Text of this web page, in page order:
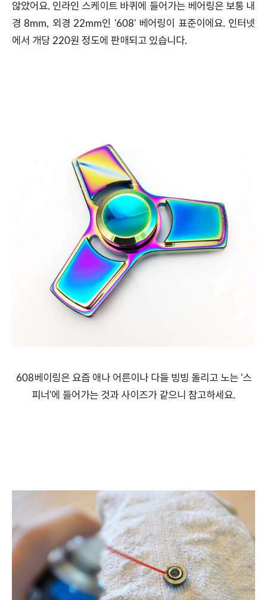
않았어요. 인라인 스케이트 바퀴에 들어가는 베어링은 보통 내
경 8mm, 외경 22mm인 '608' 베어링이 표준이에요. 인터넷
에서 개당 220원 정도에 판매되고 있습니다.
608베이링은 요즘 애나 어른이나 다들 빙빙 돌리고 노는 '스
피너'에 들어가는 것과 사이즈가 같으니 참고하세요.